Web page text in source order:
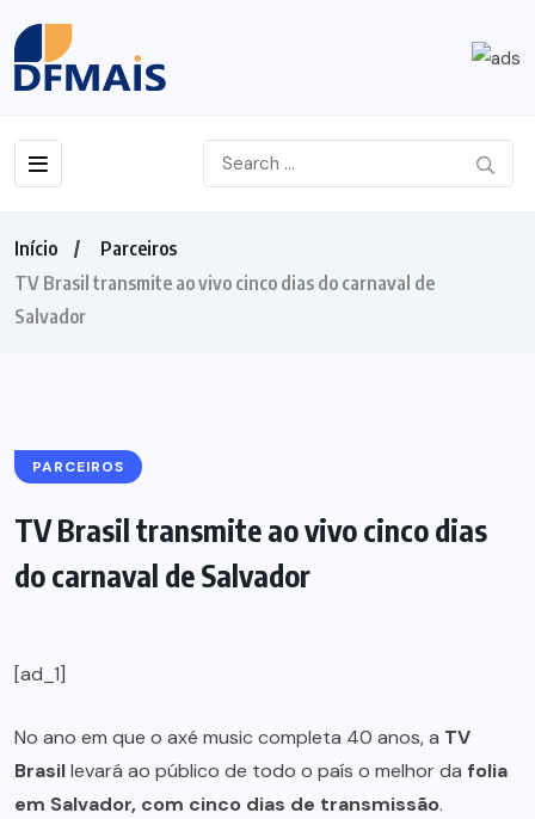
Início
Parceiros
TV Brasil transmite ao vivo cinco dias do carnaval de
Salvador
PARCEIROS
TV Brasil transmite ao vivo cinco dias
do carnaval de Salvador
[ad_1]
No ano em que o axé music completa 40 anos, a TV
Brasillevará ao público de todo o país o melhor da folia
em Salvador, com cinco dias de transmissão.